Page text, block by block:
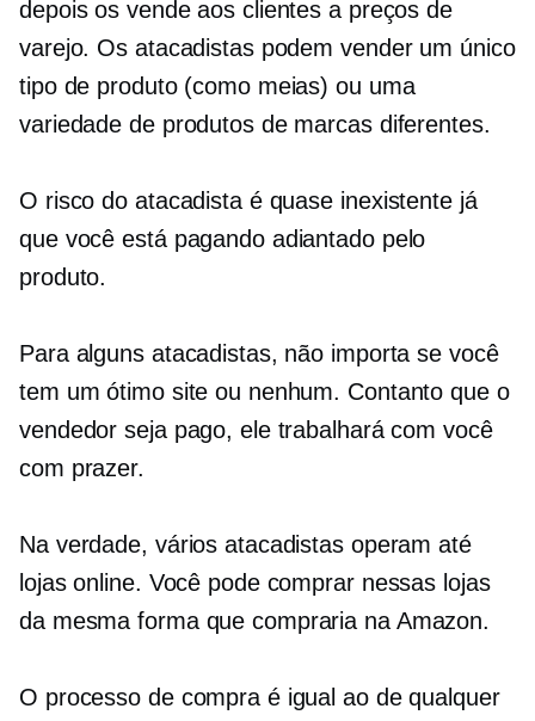
depois os vende aos clientes a preços de
varejo. Os atacadistas podem vender um único
tipo de produto (como meias) ou uma
variedade de produtos de marcas diferentes.
O risco do atacadista é quase inexistentejá
que você está pagando adiantado pelo
produto.
Para alguns atacadistas, não importa se você
tem um ótimo site ou nenhum. Contanto que o
vendedor seja pago, ele trabalhará com você
com prazer.
Na verdade, vários atacadistas operam até
lojas online. Você pode comprar nessas lojas
da mesma forma que compraria na Amazon.
O processo de compra é igual ao de qualquer